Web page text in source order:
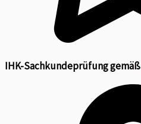
IHK-Sachkundeprüfung gemäß